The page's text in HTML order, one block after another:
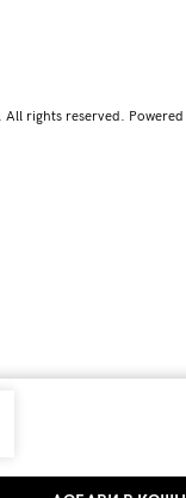
rights reserved. Powered